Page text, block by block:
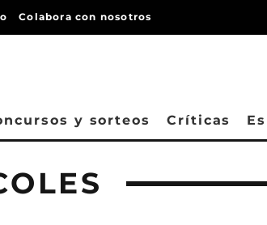
Colabora con nosotros
y sorteos Críticas